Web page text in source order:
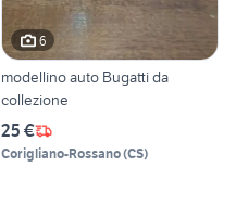
6
modellino auto Bugatti da
collezione
25 €
Corigliano-Rossano(CS)